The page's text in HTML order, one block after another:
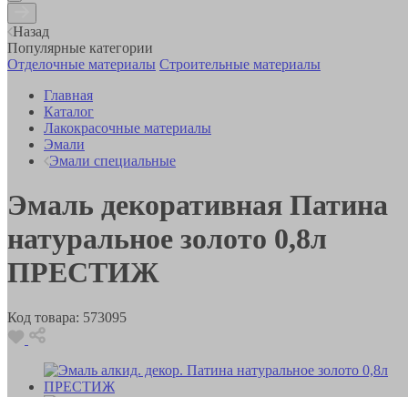
Назад
Популярные категории
Отделочные материалы Строительные материалы
Главная
Каталог
Лакокрасочные материалы
Эмали
Эмали специальные
Эмаль декоративная Патина
натуральное золото 0,8л
ПРЕСТИЖ
Код товара: 573095